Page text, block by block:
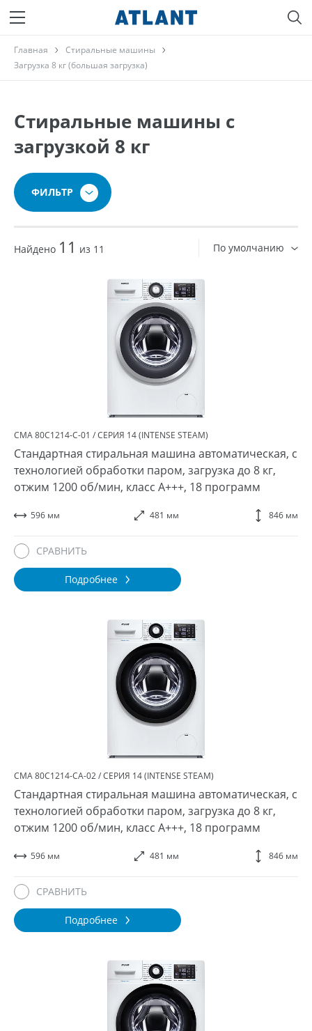
Главная
Стиральные машины
Загрузка 8 кг (большая загрузка)
Стиральные машины с
загрузкой 8 кг
ФИЛЬТР
Найдено 11 из 11 По умолчанию
СМА 80С1214-С-01 / СЕРИЯ 14 (INTENSE STEAM)
Стандартная стиральная машина автоматическая, с
технологией обработки паром, загрузка до 8 кг,
отжим 1200 об/мин, класс A+++, 18 программ
596 мм 481 мм 846 мм
Подробнее
СРАВНИТЬ
СМА 80С1214-СA-02 / СЕРИЯ 14 (INTENSE STEAM)
Стандартная стиральная машина автоматическая, с
технологией обработки паром, загрузка до 8 кг,
отжим 1200 об/мин, класс A+++, 18 программ
596 мм 481 мм 846 мм
Подробнее
СРАВНИТЬ